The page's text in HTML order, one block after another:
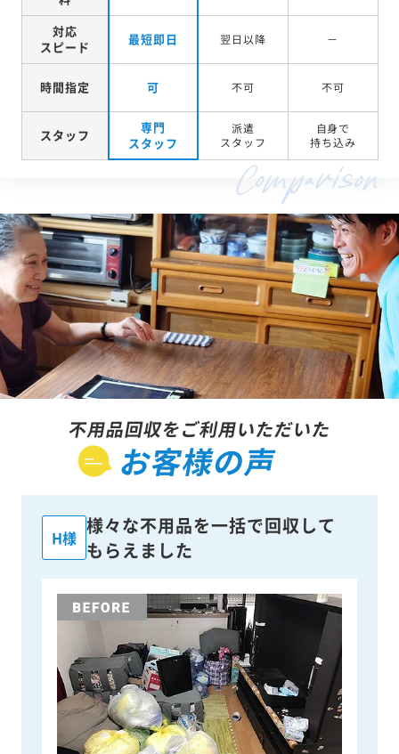
対応
スピード
最短即日 翌日以降 －
時間指定 可 不可 不可
スタッフ
専門
スタッフ
派遣
スタッフ
自身で
持ち込み
不用品回収をご利用いただいた
お客様の声
H様
様々な不用品を一括で回収して
もらえました